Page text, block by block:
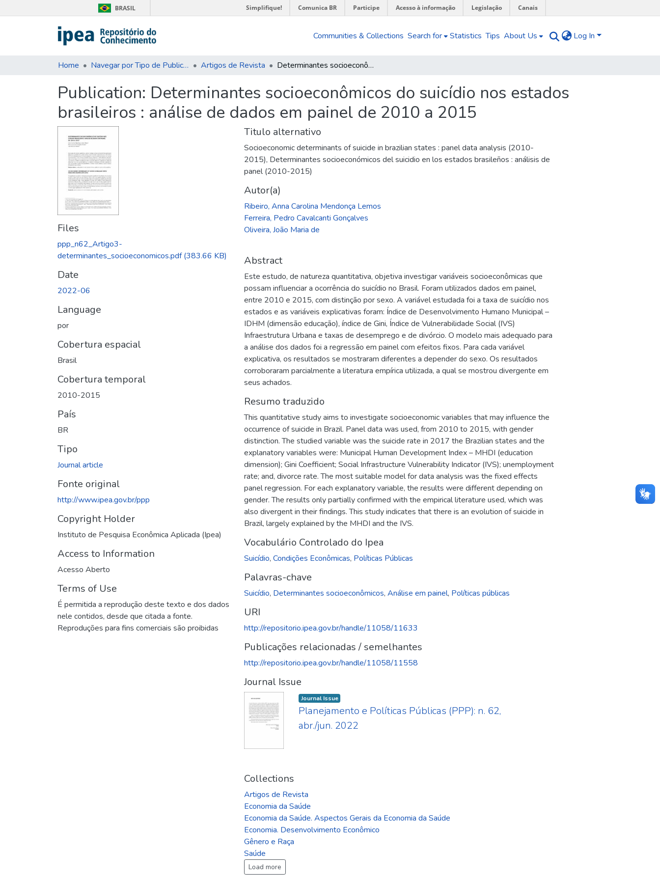
BRASIL Simplifique! Comunica BR Participe Acesso à informação Legislação Canais
Communities & Collections Search for Statistics Tips About Us Log In
Home Navegar por Tipo de Publicação Artigos de Revista Determinantes socioeconômicos do suicídio nos estados brasileiros : análise de dados em painel de 2010 a 2015
Publication: Determinantes socioeconômicos do suicídio nos estados
brasileiros : análise de dados em painel de 2010 a 2015
Files
ppp_n62_Artigo3-
determinantes_socioeconomicos.pdf(383.66 KB)
Date
2022-06
Language
por
Cobertura espacial
Brasil
Cobertura temporal
2010-2015
País
BR
Tipo
Journal article
Fonte original
http://www.ipea.gov.br/ppp
Copyright Holder
Instituto de Pesquisa Econômica Aplicada (Ipea)
Access to Information
Acesso Aberto
Terms of Use
É permitida a reprodução deste texto e dos dados
nele contidos, desde que citada a fonte.
Reproduções para fins comerciais são proibidas
Titulo alternativo
Socioeconomic determinants of suicide in brazilian states : panel data analysis (2010-
2015), Determinantes socioeconómicos del suicidio en los estados brasileños : análisis de
panel (2010-2015)
Autor(a)
Ribeiro, Anna Carolina Mendonça Lemos
Ferreira, Pedro Cavalcanti Gonçalves
Oliveira, João Maria de
Abstract
Este estudo, de natureza quantitativa, objetiva investigar variáveis socioeconômicas que
possam influenciar a ocorrência do suicídio no Brasil. Foram utilizados dados em painel,
entre 2010 e 2015, com distinção por sexo. A variável estudada foi a taxa de suicídio nos
estados e as variáveis explicativas foram: Índice de Desenvolvimento Humano Municipal –
IDHM (dimensão educação), índice de Gini, Índice de Vulnerabilidade Social (IVS)
Infraestrutura Urbana e taxas de desemprego e de divórcio. O modelo mais adequado para
a análise dos dados foi a regressão em painel com efeitos fixos. Para cada variável
explicativa, os resultados se mostraram diferentes a depender do sexo. Os resultados
corroboraram parcialmente a literatura empírica utilizada, a qual se mostrou divergente em
seus achados.
Resumo traduzido
This quantitative study aims to investigate socioeconomic variables that may influence the
occurrence of suicide in Brazil. Panel data was used, from 2010 to 2015, with gender
distinction. The studied variable was the suicide rate in 2017 the Brazilian states and the
explanatory variables were: Municipal Human Development Index – MHDI (education
dimension); Gini Coefficient; Social Infrastructure Vulnerability Indicator (IVS); unemployment
rate; and, divorce rate. The most suitable model for data analysis was the fixed effects
panel regression. For each explanatory variable, the results were different depending on
gender. The results only partially confirmed with the empirical literature used, which was
also divergent in their findings. This study indicates that there is an evolution of suicide in
Brazil, largely explained by the MHDI and the IVS.
Vocabulário Controlado do Ipea
Suicídio, Condições Econômicas, Políticas Públicas
Palavras-chave
Suicídio, Determinantes socioeconômicos, Análise em painel, Políticas públicas
URI
http://repositorio.ipea.gov.br/handle/11058/11633
Publicações relacionadas / semelhantes
http://repositorio.ipea.gov.br/handle/11058/11558
Journal Issue
Journal Issue
Planejamento e Políticas Públicas (PPP): n. 62,
abr./jun. 2022
Collections
Artigos de Revista
Economia da Saúde
Economia da Saúde. Aspectos Gerais da Economia da Saúde
Economia. Desenvolvimento Econômico
Gênero e Raça
Saúde
Load more